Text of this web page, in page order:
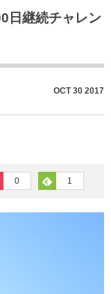
日継続チャレン
OCT 30 2017
0 1